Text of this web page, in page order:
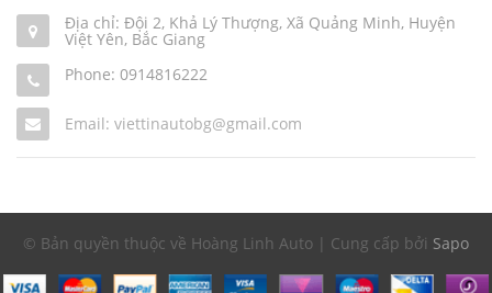
Địa chỉ: Đội 2, Khả Lý Thượng, Xã Quảng Minh, Huyện
Việt Yên, Bắc Giang
Phone: 0914816222
Email: viettinautobg@gmail.com
© Bản quyền thuộc về Hoàng Linh Auto | Cung cấp bởi Sapo